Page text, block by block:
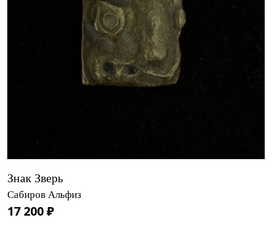
Знак Зверь
Сабиров Альфиз
17 200 ₽